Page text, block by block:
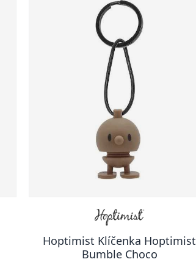
Hoptimist Klíčenka Hoptimist
Bumble Choco